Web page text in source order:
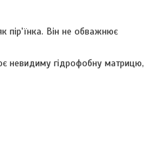
пір'їнка. Він не обважнює
невидиму гідрофобну матрицю,